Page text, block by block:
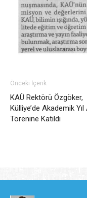
Önceki İçerik
KAÜ Rektörü Özgöker,
Külliye’de Akademik Yıl
Törenine Katıldı